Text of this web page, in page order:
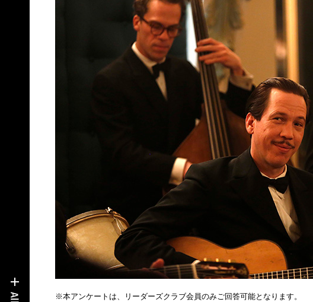
※本アンケートは、リーダーズクラブ会員のみご回答可能となります。